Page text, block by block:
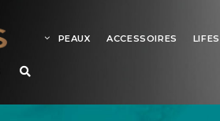
PEAUX ACCESSOIRES